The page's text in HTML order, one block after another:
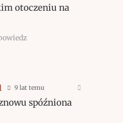
otoczeniu na
9 lat temu
spóźniona